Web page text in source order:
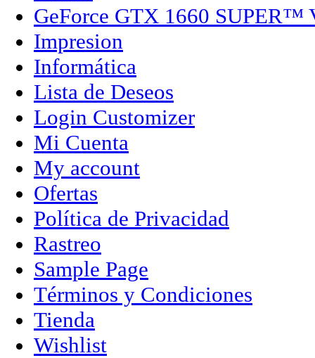
GeForce GTX 1660 SUPER™
Impresion
Informática
Lista de Deseos
Login Customizer
Mi Cuenta
My account
Ofertas
Política de Privacidad
Rastreo
Sample Page
Términos y Condiciones
Tienda
Wishlist